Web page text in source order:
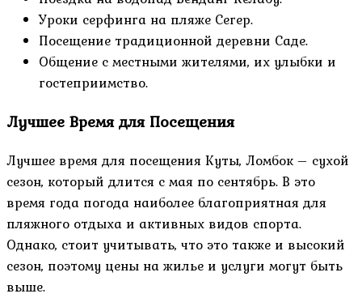
Уроки серфинга на пляже Сегер.
Посещение традиционной деревни Саде.
Общение с местными жителями, их улыбки и
гостеприимство.
Лучшее Время для Посещения
Лучшее время для посещения Куты, Ломбок – сухой
сезон, который длится с мая по сентябрь. В это
время года погода наиболее благоприятная для
пляжного отдыха и активных видов спорта.
Однако, стоит учитывать, что это также и высокий
сезон, поэтому цены на жилье и услуги могут быть
выше.